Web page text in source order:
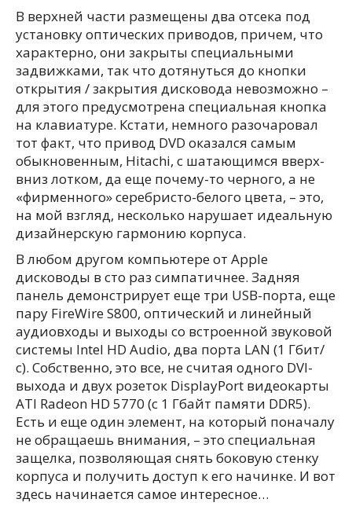
В верхней части размещены два отсека под
установку оптических приводов, причем, что
характерно, они закрыты специальными
задвижками, так что дотянуться до кнопки
открытия / закрытия дисковода невозможно –
для этого предусмотрена специальная кнопка
на клавиатуре. Кстати, немного разочаровал
тот факт, что привод DVD оказался самым
обыкновенным, Hitachi, с шатающимся вверх-
вниз лотком, да еще почему-то черного, а не
«фирменного» серебристо-белого цвета, – это,
на мой взгляд, несколько нарушает идеальную
дизайнерскую гармонию корпуса.
В любом другом компьютере от Apple
дисководы в сто раз симпатичнее. Задняя
панель демонстрирует еще три USB-порта, еще
пару FireWire S800, оптический и линейный
аудиовходы и выходы со встроенной звуковой
системы Intel HD Audio, два порта LAN (1 Гбит/
с). Собственно, это все, не считая одного DVI-
выхода и двух розеток DisplayPort видеокарты
ATI Radeon HD 5770 (с 1 Гбайт памяти DDR5).
Есть и еще один элемент, на который поначалу
не обращаешь внимания, – это специальная
защелка, позволяющая снять боковую стенку
корпуса и получить доступ к его начинке. И вот
здесь начинается самое интересное…